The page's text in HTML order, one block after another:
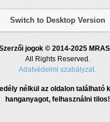
Switch to Desktop Version
jogok © 2014-2025
All Rights Reserved.
Adatvédelmi szabályzat.
nélkül az oldalon található
hanganyagot, felhasználni tilos!